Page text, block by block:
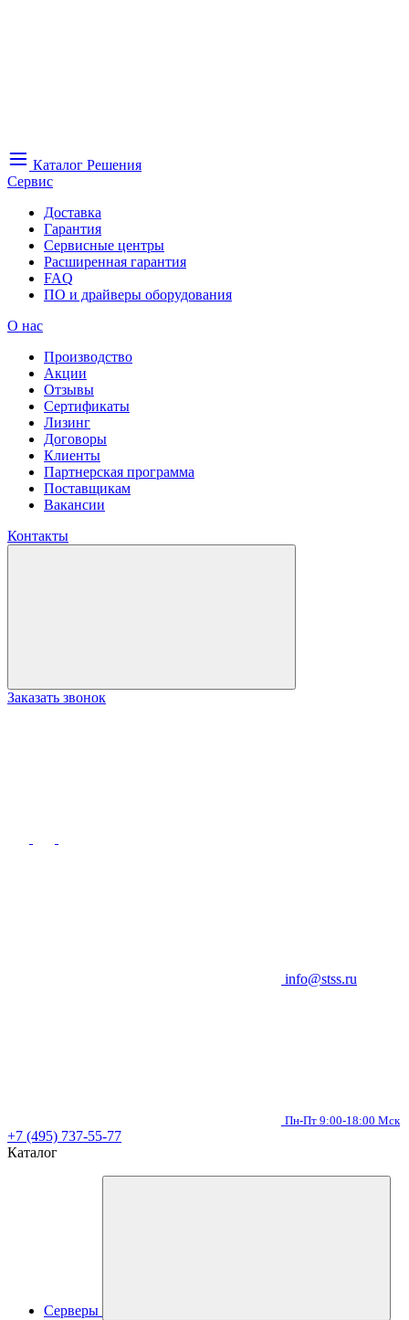
Каталог Решения
Сервис
Доставка
Гарантия
Сервисные центры
Расширенная гарантия
FAQ
ПО и драйверы оборудования
О нас
Производство
Акции
Отзывы
Сертификаты
Лизинг
Договоры
Клиенты
Партнерская программа
Поставщикам
Вакансии
Контакты
Заказать звонок
info@stss.ru
Пн-Пт 9:00-18:00 Мск
+7 (495) 737-55-77
Каталог
Серверы